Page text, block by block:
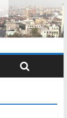
[2020]
[2019]
en